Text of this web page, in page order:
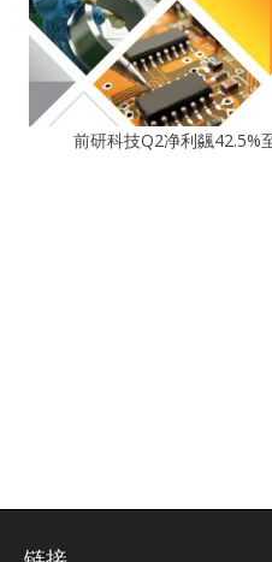
前研科技Q2净利飊42.5%